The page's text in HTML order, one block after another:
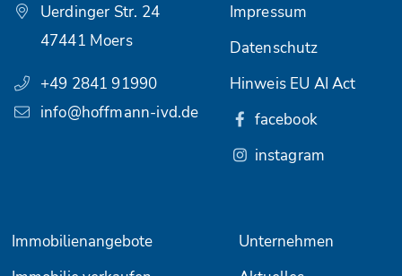
Uerdinger Str. 24
47441 Moers
+49 2841 91990
info@hoffmann-ivd.de
Immobilienangebote
Unternehmen
Impressum
Datenschutz
Hinweis EU AI Act
facebook
instagram